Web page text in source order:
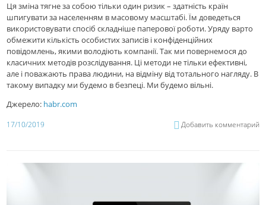
Ця зміна тягне за собою тільки один ризик – здатність країн
шпигувати за населенням в масовому масштабі. Їм доведеться
використовувати спосіб складніше паперової роботи. Уряду варто
обмежити кількість особистих записів і конфіденційних
повідомлень, якими володіють компанії. Так ми повернемося до
класичних методів розслідування. Ці методи не тільки ефективні,
але і поважають права людини, на відміну від тотального нагляду. В
такому випадку ми будемо в безпеці. Ми будемо вільні.
Джерело: habr.com
17/10/2019 Добавить комментарий